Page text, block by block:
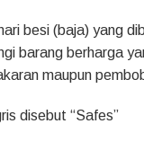
besi (baja) yang
barang berharga
maupun
disebut “Safes”